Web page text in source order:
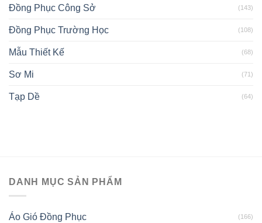
Đồng Phục Công Sở (143)
Đồng Phục Trường Học (108)
Mẫu Thiết Kế (68)
Sơ Mi (71)
Tạp Dề (64)
DANH MỤC SẢN PHẨM
Áo Gió Đồng Phục (166)